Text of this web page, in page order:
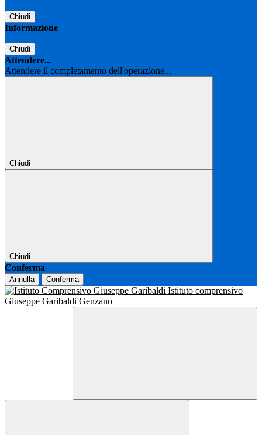
Chiudi
Informazione
Chiudi
Attendere...
Attendere il completamento dell'operazione...
Chiudi
Chiudi
Conferma
Annulla Conferma
Istituto comprensivo
Giuseppe Garibaldi Genzano